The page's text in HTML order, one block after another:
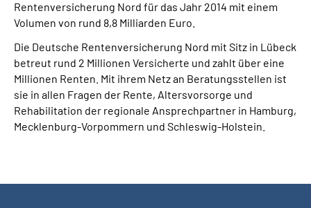
Rentenversicherung Nord für das Jahr 2014 mit einem
Volumen von rund 8,8 Milliarden Euro.
Die Deutsche Rentenversicherung Nord mit Sitz in Lübeck
betreut rund 2 Millionen Versicherte und zahlt über eine
Millionen Renten. Mit ihrem Netz an Beratungsstellen ist
sie in allen Fragen der Rente, Altersvorsorge und
Rehabilitation der regionale Ansprechpartner in Hamburg,
Mecklenburg-Vorpommern und Schleswig-Holstein.